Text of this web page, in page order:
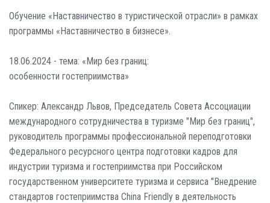
Обучение «Наставничество в туристической отрасли» в рамках
программы «Наставничество в бизнесе».
18.06.2024 - тема: «Мир без границ:
особенности гостеприимства»
Спикер: Александр Львов, Председатель Совета Ассоциации
международного сотрудничества в туризме "Мир без границ",
руководитель программы профессиональной переподготовки
Федерального ресурсного центра подготовки кадров для
индустрии туризма и гостеприимства при Российском
государственном университете туризма и сервиса "Внедрение
стандартов гостеприимства China Friendly в деятельность